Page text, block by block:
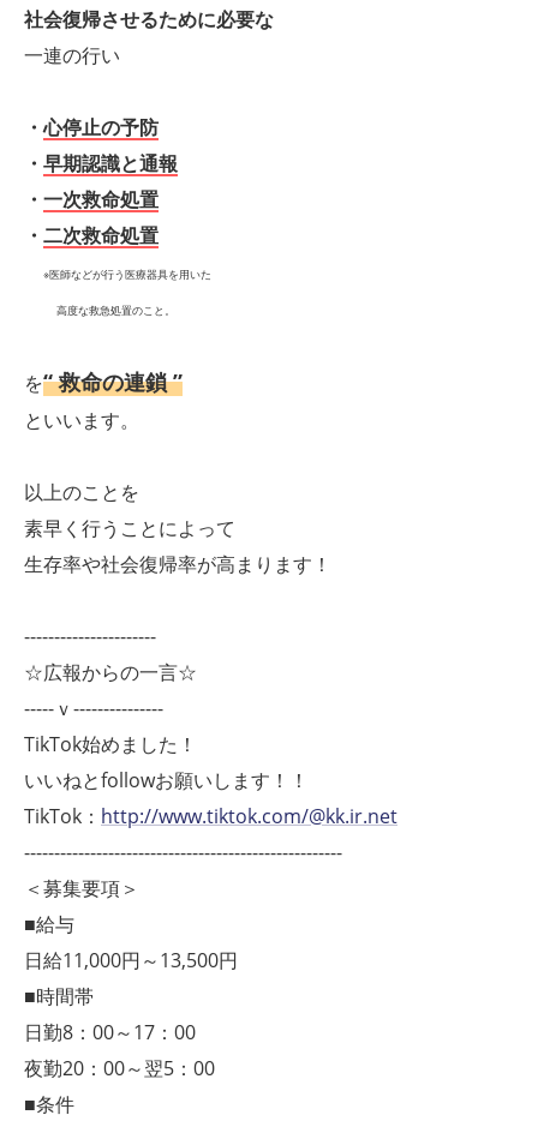
社会復帰させるために必要な
一連の行い
・心停止の予防
・ 早期認識と通報
・ 一次救命処置
・ 二次救命処置
※医師などが行う医療器具を用いた
高度な救急処置のこと。
を“ 救命の連鎖 ”
といいます。
以上のことを
素早く行うことによって
生存率や社会復帰率が高まります！
----------------------
☆広報からの一言☆
-----ｖ---------------
TikTok始めました！
いいねとfollowお願いします！！
TikTok： http://www.tiktok.com/@kk.ir.net
-----------------------------------------------------
＜募集要項＞
■給与
日給11,000円～13,500円
■時間帯
日勤8：00～17：00
夜勤20：00～翌5：00
■条件